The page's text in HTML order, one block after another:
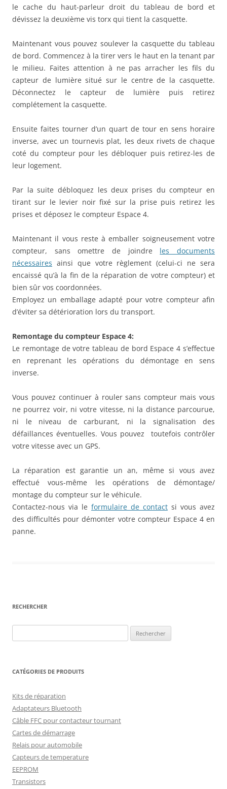
le cache du haut-parleur droit du tableau de bord et
dévissez la deuxième vis torx qui tient la casquette.
Maintenant vous pouvez soulever la casquette du tableau
de bord. Commencez à la tirer vers le haut en la tenant par
le milieu. Faites attention à ne pas arracher les fils du
capteur de lumière situé sur le centre de la casquette.
Déconnectez le capteur de lumière puis retirez
complétement la casquette.
Ensuite faites tourner d’un quart de tour en sens horaire
inverse, avec un tournevis plat, les deux rivets de chaque
coté du compteur pour les débloquer puis retirez-les de
leur logement.
Par la suite débloquez les deux prises du compteur en
tirant sur le levier noir fixé sur la prise puis retirez les
prises et déposez le compteur Espace 4.
Maintenant il vous reste à emballer soigneusement votre
compteur, sans omettre de joindre les documents
nécessaires ainsi que votre règlement (celui-ci ne sera
encaissé qu’à la fin de la réparation de votre compteur) et
bien sûr vos coordonnées.
Employez un emballage adapté pour votre compteur afin
d’éviter sa détérioration lors du transport.
Remontage du compteur Espace 4:
Le remontage de votre tableau de bord Espace 4 s’effectue
en reprenant les opérations du démontage en sens
inverse.
Vous pouvez continuer à rouler sans compteur mais vous
ne pourrez voir, ni votre vitesse, ni la distance parcourue,
ni le niveau de carburant, ni la signalisation des
défaillances éventuelles. Vous pouvez toutefois contrôler
votre vitesse avec un GPS.
La réparation est garantie un an, même si vous avez
effectué vous-même les opérations de démontage/
montage du compteur sur le véhicule.
Contactez-nous via le formulaire de contact si vous avez
des difficultés pour démonter votre compteur Espace 4 en
panne.
RECHERCHER
CATÉGORIES DE PRODUITS
Kits de réparation
Adaptateurs Bluetooth
Câble FFC pour contacteur tournant
Cartes de démarrage
Relais pour automobile
Capteurs de temperature
EEPROM
Transistors